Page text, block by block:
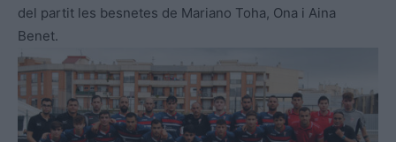
del partit les besnetes de Mariano Toha, Ona i Aina
Benet.